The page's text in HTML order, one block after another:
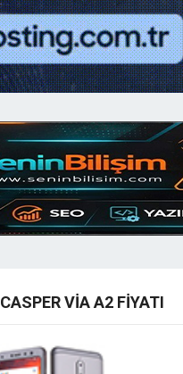
CASPER VIA A2 FIYATI